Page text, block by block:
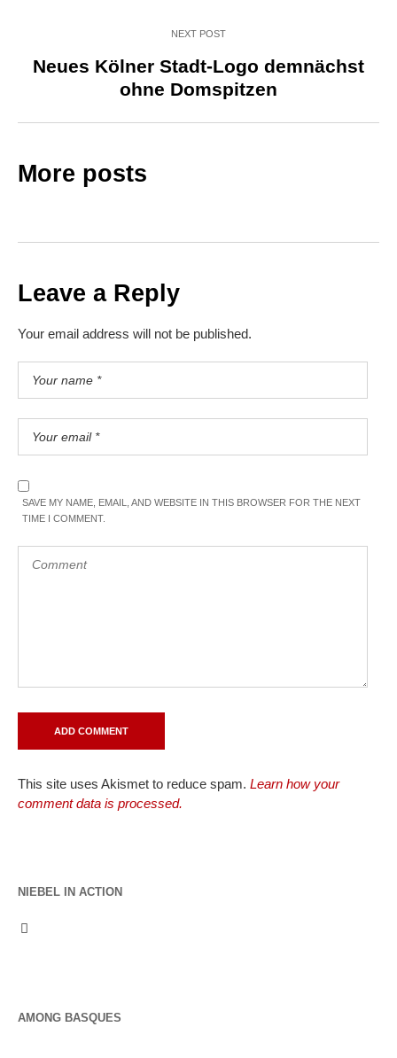
NEXT POST
Neues Kölner Stadt-Logo demnächst
ohne Domspitzen
More posts
Leave a Reply
Your email address will not be published.
SAVE MY NAME, EMAIL, AND WEBSITE IN THIS BROWSER FOR THE NEXT
TIME I COMMENT.
This site uses Akismet to reduce spam. Learn how your
comment data is processed.
NIEBEL IN ACTION
AMONG BASQUES